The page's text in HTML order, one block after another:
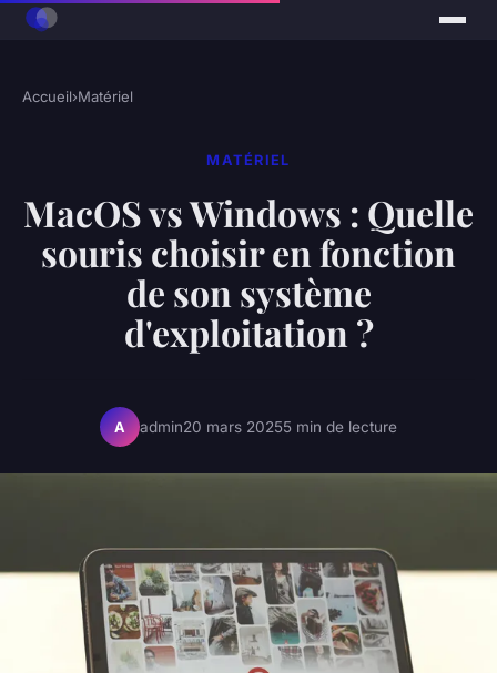
Accueil›Matériel
MATÉRIEL
MacOS vs Windows : Quelle
souris choisir en fonction
de son système
d'exploitation ?
A admin20 mars 20255 min de lecture